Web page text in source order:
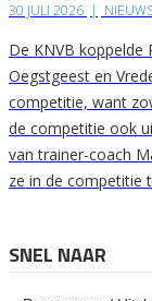
30 JULI 2026 |
De KNVB koppelde
Oegstgeest en
competitie, want
de competitie ook
van trainer-coach
ze in de competitie
SNEL NAAR